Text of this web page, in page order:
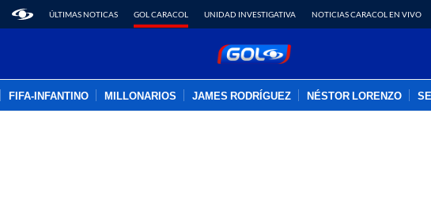
ÚLTIMAS NOTICAS GOL CARACOL UNIDAD INVESTIGATIVA NOTICIAS CARACOL EN VIVO
FIFA-INFANTINO MILLONARIOS JAMES RODRÍGUEZ NÉSTOR LORENZO